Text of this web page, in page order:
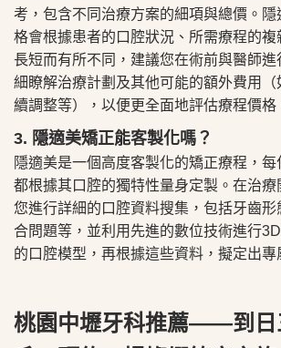
考，包含不同治療方案的細項與總價。隱
格會根據患者的口腔狀況、所需療程的複
長短而有所不同，建議您在術前與醫師
細瞭解治療計劃及其他可能的額外費用（
續調整等），以便更全面地評估療程價格
​3. 隱適美矯正能客製化嗎？
隱適美是一個高度客製化的矯正療程，每
都根據其口腔的獨特性量身定製。在治療
您進行詳細的口腔資料搜集，包括牙齒
合問題等，並利用先進的數位技術進行
的口腔模型，再根據這些資料，擬定出專
桃園中壢牙科推薦——到日